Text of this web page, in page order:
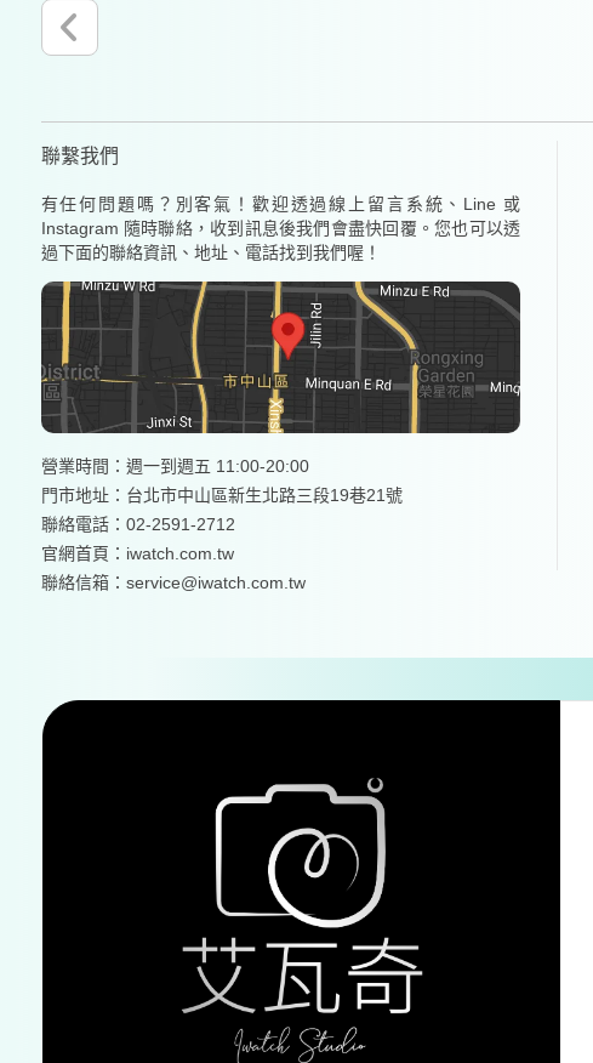
聯繫我們
有任何問題嗎？別客氣！歡迎透過線上留言系統、Line 或
Instagram 隨時聯絡，收到訊息後我們會盡快回覆。您也可以透
過下面的聯絡資訊、地址、電話找到我們喔！
營業時間：週一到週五 11:00-20:00
門市地址：台北市中山區新生北路三段19巷21號
聯絡電話：02-2591-2712
官網首頁： iwatch.com.tw
聯絡信箱：service@iwatch.com.tw